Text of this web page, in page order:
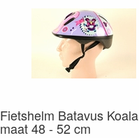
Fietshelm Batavus Koala
maat 48 - 52 cm